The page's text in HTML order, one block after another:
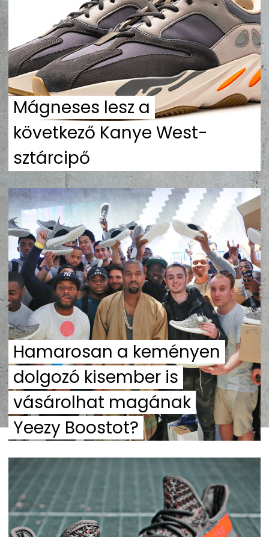
ZENE
MÉDIAAJÁNLAT
IMPRESSZUM
PR-ARCHÍVUM
ADATKEZELÉSI TÁJÉKOZTATÓ
Mágneses lesz a
következő Kanye West-
sztárcipő
Hamarosan a keményen
dolgozó kisember is
vásárolhat magának
Yeezy Boostot?